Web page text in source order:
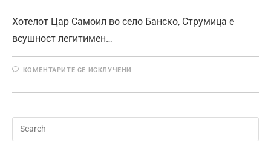
Хотелот Цар Самоил во село Банско, Струмица е
всушност легитимен…
КОМЕНТАРИТЕ СЕ ИСКЛУЧЕНИ